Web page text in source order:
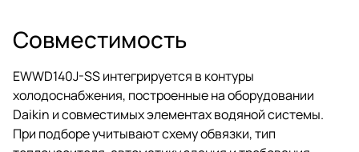
Совместимость
EWWD140J-SS интегрируется в контуры
холодоснабжения, построенные на оборудовании
Daikin и совместимых элементах водяной системы.
При подборе учитывают схему обвязки, тип